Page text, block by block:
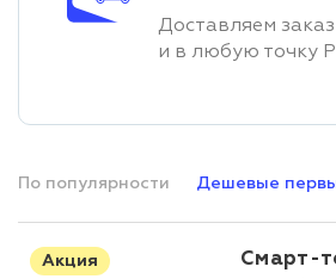
Доставляем
и в любую точку
По популярности Дешевые
Акция Смарт-